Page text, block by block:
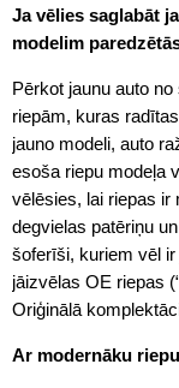
Ja vēlies saglabāt
modelim
Pērkot jaunu auto
riepām, kuras
jauno modeli, auto
esoša riepu modeļa
vēlēsies, lai riepas
degvielas patēriņu
šoferīši, kuriem vēl ir
jāizvēlas OE riepas
Oriģinālā
Ar modernāku